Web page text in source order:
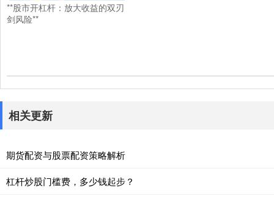
**股市开杠杆：放大收益的双刃
剑风险**
相关更新
期货配资与股票配资策略解析
杠杆炒股门槛费，多少钱起步？